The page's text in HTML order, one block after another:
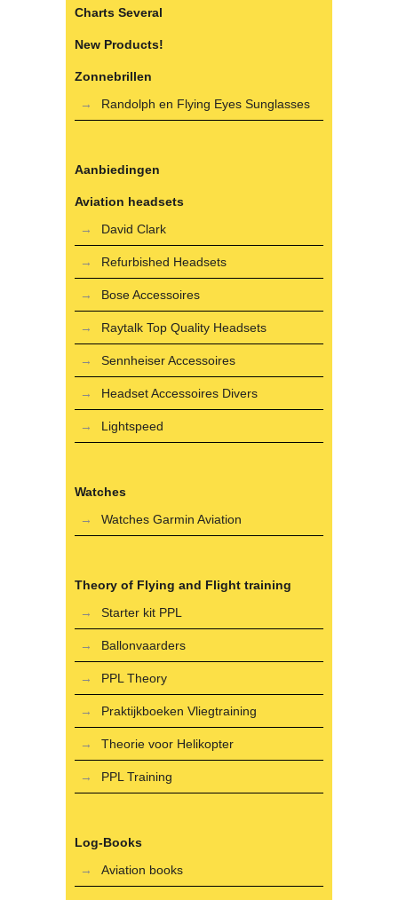
Charts Several
New Products!
Zonnebrillen
Randolph en Flying Eyes Sunglasses
Aanbiedingen
Aviation headsets
David Clark
Refurbished Headsets
Bose Accessoires
Raytalk Top Quality Headsets
Sennheiser Accessoires
Headset Accessoires Divers
Lightspeed
Watches
Watches Garmin Aviation
Theory of Flying and Flight training
Starter kit PPL
Ballonvaarders
PPL Theory
Praktijkboeken Vliegtraining
Theorie voor Helikopter
PPL Training
Log-Books
Aviation books